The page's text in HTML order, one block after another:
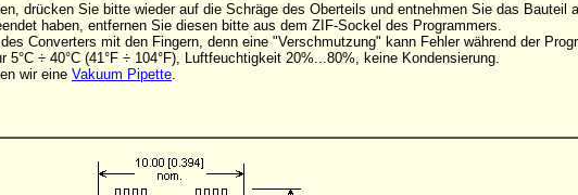
drücken Sie bitte wieder auf die Schräge des Oberteils und entnehmen Sie das Bauteil
haben, entfernen Sie diesen bitte aus dem ZIF-Sockel des Programmers.
Converters mit den Fingern, denn eine "Verschmutzung" kann Fehler während der
5°C ÷ 40°C (41°F ÷ 104°F), Luftfeuchtigkeit 20%...80%, keine Kondensierung.
wir eine Vakuum Pipette.